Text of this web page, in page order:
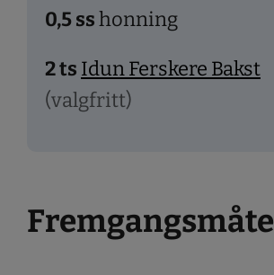
0,5sshonning
2ts Idun Ferskere Bakst
(valgfritt)
Fremgangsmåte